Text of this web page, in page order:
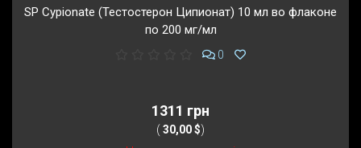
SP Cypionate (Тестостерон Ципионат) 10 мл во флаконе
по 200 мг/мл
0
1311 грн
( 30,00 $)